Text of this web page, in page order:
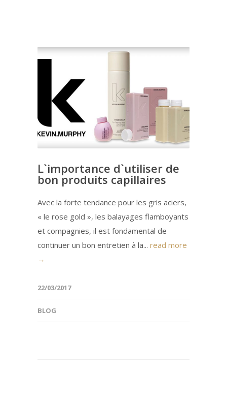
L`importance d`utiliser de
bon produits capillaires
Avec la forte tendance pour les gris aciers,
« le rose gold », les balayages flamboyants
et compagnies, il est fondamental de
continuer un bon entretien à la... read more
→
22/03/2017
BLOG